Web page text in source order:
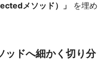
メソッド）」
を埋め
ドへ細かく切り分